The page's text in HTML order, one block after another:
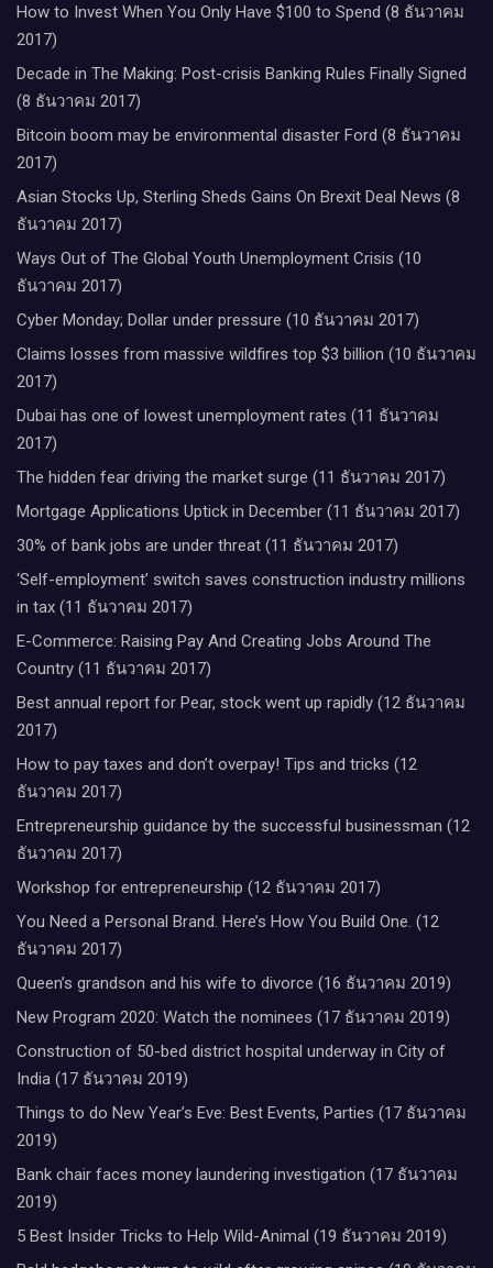
How to Invest When You Only Have $100 to Spend (8 ธันวาคม
2017)
Decade in The Making: Post-crisis Banking Rules Finally Signed
(8 ธันวาคม 2017)
Bitcoin boom may be environmental disaster Ford (8 ธันวาคม
2017)
Asian Stocks Up, Sterling Sheds Gains On Brexit Deal News (8
ธันวาคม 2017)
Ways Out of The Global Youth Unemployment Crisis (10
ธันวาคม 2017)
Cyber Monday; Dollar under pressure (10 ธันวาคม 2017)
Claims losses from massive wildfires top $3 billion (10 ธันวาคม
2017)
Dubai has one of lowest unemployment rates (11 ธันวาคม
2017)
The hidden fear driving the market surge (11 ธันวาคม 2017)
Mortgage Applications Uptick in December (11 ธันวาคม 2017)
30% of bank jobs are under threat (11 ธันวาคม 2017)
‘Self-employment’ switch saves construction industry millions
in tax (11 ธันวาคม 2017)
E-Commerce: Raising Pay And Creating Jobs Around The
Country (11 ธันวาคม 2017)
Best annual report for Pear, stock went up rapidly (12 ธันวาคม
2017)
How to pay taxes and don’t overpay! Tips and tricks (12
ธันวาคม 2017)
Entrepreneurship guidance by the successful businessman (12
ธันวาคม 2017)
Workshop for entrepreneurship (12 ธันวาคม 2017)
You Need a Personal Brand. Here’s How You Build One. (12
ธันวาคม 2017)
Queen’s grandson and his wife to divorce (16 ธันวาคม 2019)
New Program 2020: Watch the nominees (17 ธันวาคม 2019)
Construction of 50-bed district hospital underway in City of
India (17 ธันวาคม 2019)
Things to do New Year’s Eve: Best Events, Parties (17 ธันวาคม
2019)
Bank chair faces money laundering investigation (17 ธันวาคม
2019)
5 Best Insider Tricks to Help Wild-Animal (19 ธันวาคม 2019)